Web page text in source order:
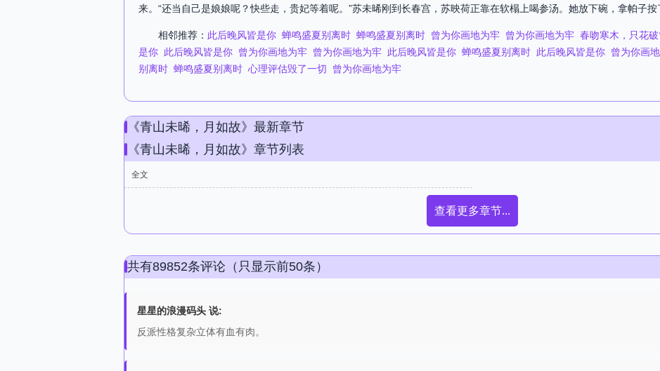
来。“还当自己是娘娘呢？快些走，贵妃等着呢。”苏未晞刚到长春宫，苏映荷正靠在软榻上喝参汤。她放下碗，拿帕子按
相邻推荐： 此后晚风皆是你 蝉鸣盛夏别离时 蝉鸣盛夏别离时 曾为你画地为牢 曾为你画地为牢 春吻寒木，只花
是你 此后晚风皆是你 曾为你画地为牢 曾为你画地为牢 此后晚风皆是你 蝉鸣盛夏别离时 此后晚风皆是你 曾为你画
别离时 蝉鸣盛夏别离时 心理评估毁了一切 曾为你画地为牢
《青山未晞，月如故》最新章节
《青山未晞，月如故》章节列表
全文
查看更多章节...
共有89852条评论（只显示前50条）
星星的浪漫码头 说:
反派性格复杂立体有血有肉。